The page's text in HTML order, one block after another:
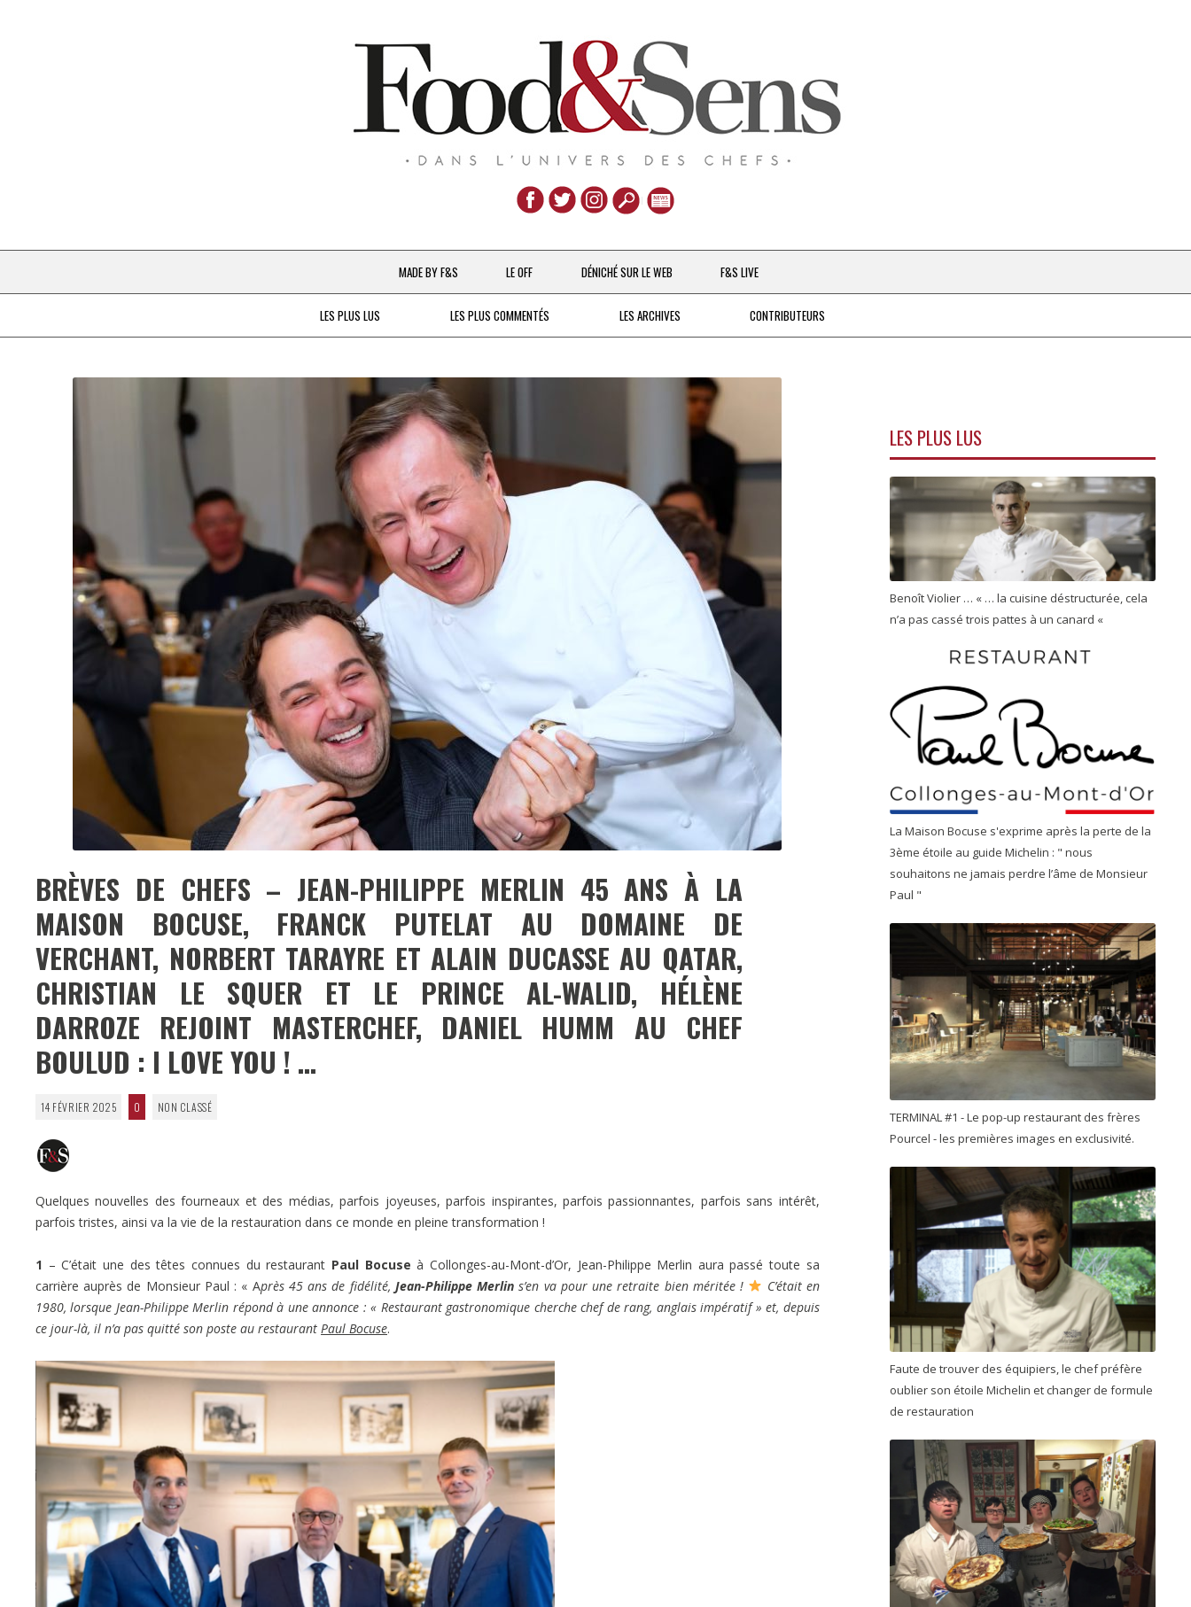
Aller
au
contenu
MADE BY F&S
CHEFS & ACTUALITÉS
À LA PETITE CUILLÈRE
DESTIN DE FEMME
V…DE VOYAGE
LE OFF DÉNICHÉ SUR LE WEB F&S LIVE
LES PLUS LUS LES PLUS COMMENTÉS LES ARCHIVES
DEPUIS 2016
CONTRIBUTEURS
BRÈVES DE CHEFS – JEAN-PHILIPPE MERLIN 45 ANS À LA
MAISON BOCUSE, FRANCK PUTELAT AU DOMAINE DE
VERCHANT, NORBERT TARAYRE ET ALAIN DUCASSE AU QATAR,
CHRISTIAN LE SQUER ET LE PRINCE AL-WALID, HÉLÈNE
DARROZE REJOINT MASTERCHEF, DANIEL HUMM AU CHEF
BOULUD : I LOVE YOU ! …
14 FÉVRIER 2025 0 NON CLASSÉ
Quelques nouvelles des fourneaux et des médias, parfois joyeuses, parfois inspirantes, parfois passionnantes, parfois sans intérêt,
parfois tristes, ainsi va la vie de la restauration dans ce monde en pleine transformation !
1 – C’était une des têtes connues du restaurant Paul Bocuse à Collonges-au-Mont-d’Or, Jean-Philippe Merlin aura passé toute sa
carrière auprès de Monsieur Paul : « Après 45 ans de fidélité, Jean-Philippe Merlin s’en va pour une retraite bien méritée !
C’était en
1980, lorsque Jean-Philippe Merlin répond à une annonce : « Restaurant gastronomique cherche chef de rang, anglais impératif » et, depuis
ce jour-là, il n’a pas quitté son poste au restaurant Paul Bocuse.
LES PLUS LUS
Benoît Violier … « … la cuisine déstructurée, cela
n’a pas cassé trois pattes à un canard «
La Maison Bocuse s'exprime après la perte de la
3ème étoile au guide Michelin : " nous
souhaitons ne jamais perdre l’âme de Monsieur
Paul "
TERMINAL #1 - Le pop-up restaurant des frères
Pourcel - les premières images en exclusivité.
Faute de trouver des équipiers, le chef préfère
oublier son étoile Michelin et changer de formule
de restauration